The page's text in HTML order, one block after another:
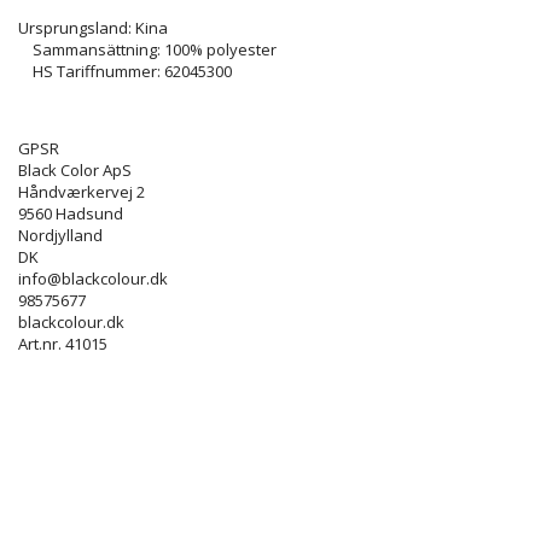
Ursprungsland: Kina
Sammansättning: 100% polyester
HS Tariffnummer: 62045300
GPSR
Black Color ApS
Håndværkervej 2
9560 Hadsund
Nordjylland
DK
info@blackcolour.dk
98575677
blackcolour.dk
Art.nr. 41015